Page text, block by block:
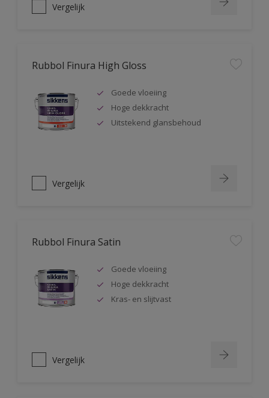
Vergelijk
Rubbol Finura High Gloss
Goede vloeiing
Hoge dekkracht
Uitstekend glansbehoud
Vergelijk
Rubbol Finura Satin
Goede vloeiing
Hoge dekkracht
Kras- en slijtvast
Vergelijk